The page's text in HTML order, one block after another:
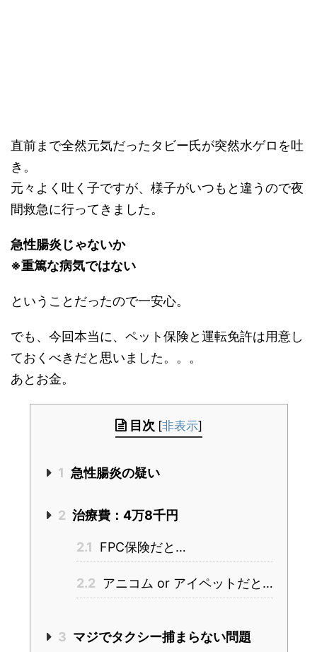
直前まで全然元気だったタビー氏が突然水ゲロを吐
き。
元々よく吐く子ですが、様子がいつもと違うので夜
間救急に行ってきました。
急性腸炎じゃないか
※重篤な病気ではない
ということだったので一安心。
でも、今回本当に、ペット保険と運転免許は用意し
ておくべきだと思いました。。。
あとお金。
目次 [非表示]
1 急性腸炎の疑い
2 治療費：4万8千円
2.1 FPC保険だと…
2.2 アニコム or アイペットだと…
3 マジでタクシー捕まらない問題